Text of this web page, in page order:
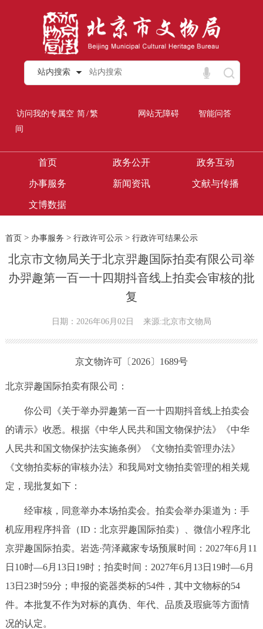
站内搜索
访问我的专属空
间
简/繁 网站无障碍 智能问答
首页 政务公开 政务互动
办事服务 新闻资讯 文献与传播
文博数据
首页> 办事服务 > 行政许可公示> 行政许可结果公示
北京市文物局关于北京羿趣国际拍卖有限公司举
办羿趣第一百一十四期抖音线上拍卖会审核的批
复
日期：2026年06月02日 来源:北京市文物局
京文物许可〔2026〕1689号
北京羿趣国际拍卖有限公司：
你公司《关于举办羿趣第一百一十四期抖音线上拍卖会
的请示》收悉。根据《中华人民共和国文物保护法》《中华
人民共和国文物保护法实施条例》《文物拍卖管理办法》
《文物拍卖标的审核办法》和我局对文物拍卖管理的相关规
定，现批复如下：
经审核，同意举办本场拍卖会。拍卖会举办渠道为：手
机应用程序抖音（ID：北京羿趣国际拍卖）、微信小程序北
京羿趣国际拍卖。岩选·菏泽藏家专场预展时间：2027年6月11
日10时—6月13日19时；拍卖时间：2027年6月13日19时—6月
13日23时59分；申报的瓷器类标的54件，其中文物标的54
件。本批复不作为对标的真伪、年代、品质及瑕疵等方面情
况的认定。